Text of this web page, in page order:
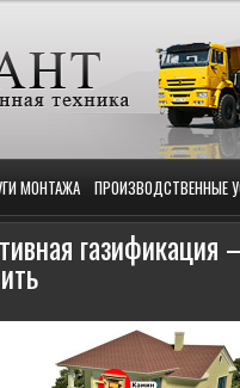
МОНТАЖА ПРОИЗВОДСТВЕННЫЕ